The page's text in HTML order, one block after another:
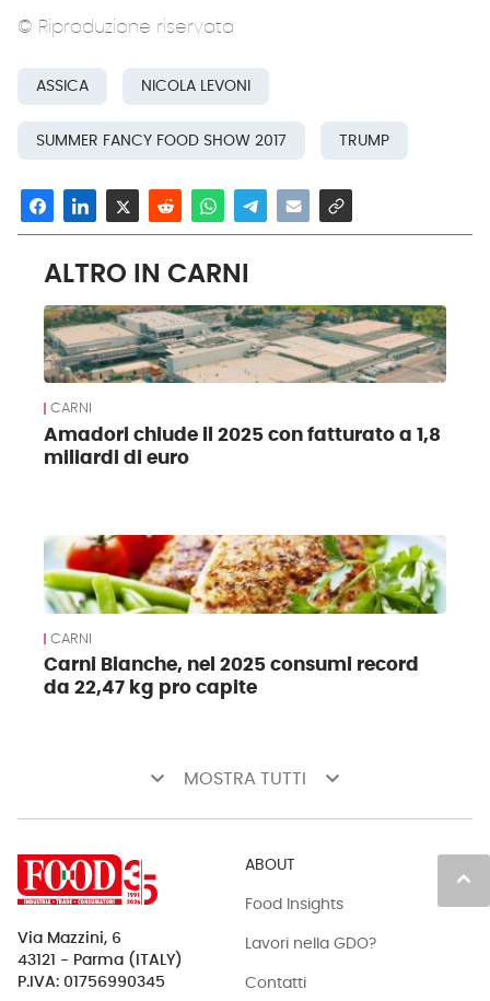
© Riproduzione riservata
ASSICA NICOLA LEVONI
SUMMER FANCY FOOD SHOW 2017 TRUMP
ALTRO IN CARNI
CARNI
Amadori chiude il 2025 con fatturato a 1,8
miliardi di euro
CARNI
Carni Bianche, nel 2025 consumi record
da 22,47 kg pro capite
keyboard_arrow_down MOSTRA TUTTI keyboard_arrow_down
keyboard_arrow_up
Via Mazzini, 6
43121 - Parma (ITALY)
P.IVA: 01756990345
ABOUT
Food Insights
Lavori nella GDO?
Contatti